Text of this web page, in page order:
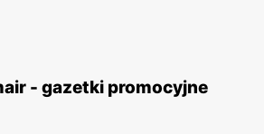
- gazetki promocyjne